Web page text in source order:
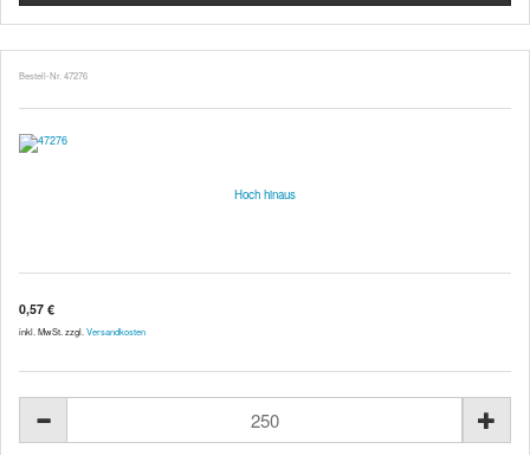
Bestell-Nr. 47276
Hoch hinaus
0,57 €
inkl. MwSt. zzgl. Versandkosten